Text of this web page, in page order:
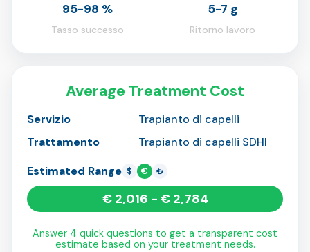
95-98 %
Tasso successo
5-7 g
Ritorno lavoro
Average Treatment Cost
Servizio
Trapianto di capelli
Trattamento
Trapianto di capelli SDHI
Estimated Range $ € ₺
€ 2,016 - € 2,784
Answer 4 quick questions to get a transparent cost
estimate based on your treatment needs.